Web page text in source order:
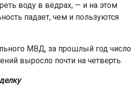
воду в вёдрах, — и на этом
падает, чем и пользуются
МВД, за прошлый год число
выросло почти на четверть.